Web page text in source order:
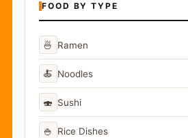
FOOD BY TYPE
🍜 Ramen
🍝 Noodles
🍣 Sushi
🍚 Rice Dishes